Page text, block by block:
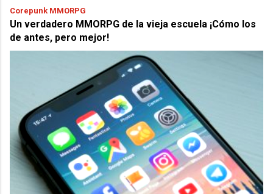
Corepunk MMORPG
Un verdadero MMORPG de la vieja escuela ¡Cómo los
de antes, pero mejor!